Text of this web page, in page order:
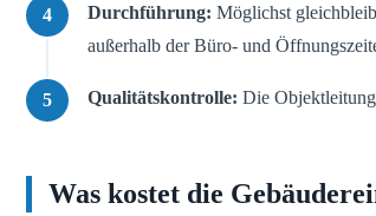
Durchführung: Möglichst
außerhalb der Büro- und
Qualitätskontrolle: Die
Was kostet die